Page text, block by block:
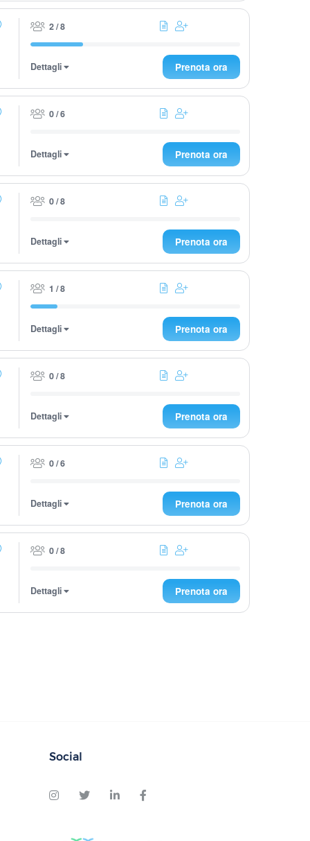
2 / 8
Dettagli Prenota ora
0 / 6
Dettagli Prenota ora
0 / 8
Dettagli Prenota ora
1 / 8
Dettagli Prenota ora
0 / 8
Dettagli Prenota ora
0 / 6
Dettagli Prenota ora
0 / 8
Dettagli Prenota ora
Social